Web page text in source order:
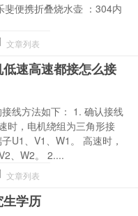
斐便携折叠烧水壶 ：304内
文章列表
速高速都接怎么接
线方法如下： 1. 确认接线
时，电机绕组为三角形接
U1、V1、W1。 高速时，
、W2。 2....
文章列表
学历